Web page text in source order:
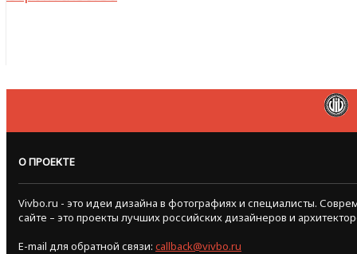
О ПРОЕКТЕ
Vivbo.ru - это идеи дизайна в фотографиях и специалисты.
сайте – это проекты лучших российских дизайнеров и
E-mail для обратной связи: callback@vivbo.ru